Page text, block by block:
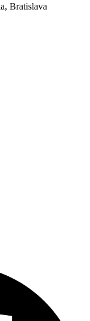
Bratislava